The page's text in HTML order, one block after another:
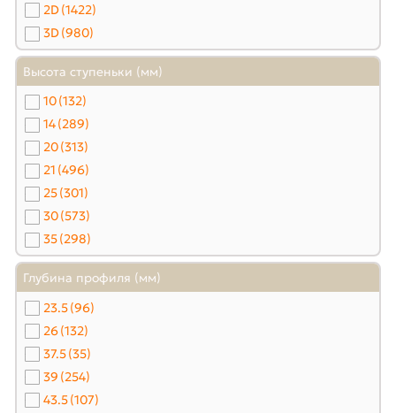
Полиэстер
Полиэстер-Matt
2D(1422)
3D(980)
Высота ступеньки (мм)
10(132)
14(289)
20(313)
21 (496)
25(301)
30(573)
35(298)
Глубина профиля (мм)
23.5(96)
26(132)
37.5(35)
39 (254)
43.5(107)